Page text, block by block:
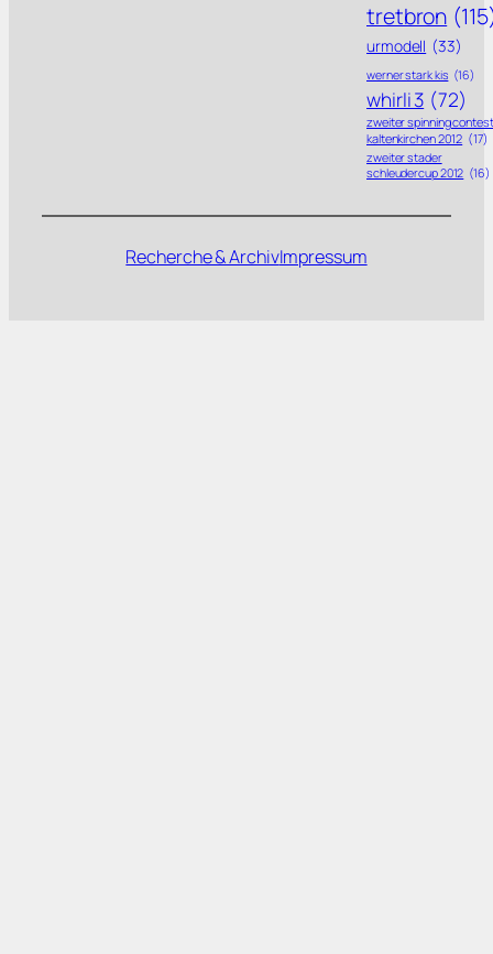
tretbron
urmodell (33)
werner stark kis (16)
whirli 3 (72)
zweiter spinning contest
kaltenkirchen 2012 (17)
zweiter stader
schleudercup 2012 (16)
Recherche & ArchivImpressum